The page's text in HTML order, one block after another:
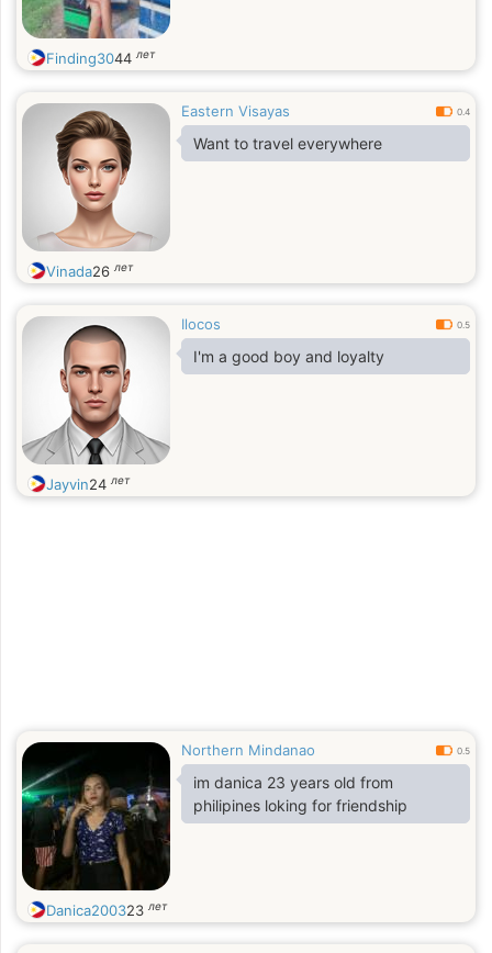
Finding3044 лет
Eastern Visayas 0.4
Want to travel everywhere
Vinada26 лет
Ilocos 0.5
I'm a good boy and loyalty
Jayvin24 лет
Northern Mindanao 0.5
im danica 23 years old from
philipines loking for friendship
Danica200323 лет